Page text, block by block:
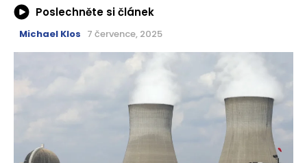
Poslechněte si článek
Michael Klos 7 července, 2025